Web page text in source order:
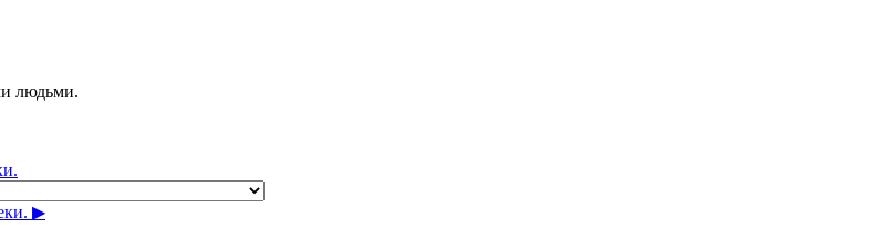
людьми.
▶︎